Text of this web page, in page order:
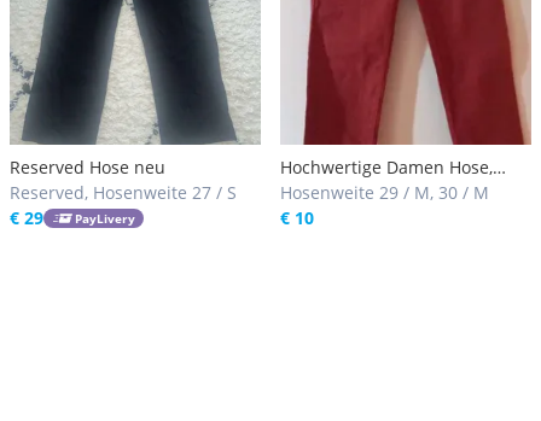
Reserved Hose neu
Reserved, Hosenweite 27 / S
€ 29
PayLivery
Hochwertige Damen Hose,
absolut neu. Farbe Bordeaux
Hosenweite 29 / M, 30 / M
€ 10